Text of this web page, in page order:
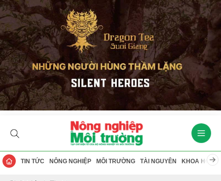
TIN TỨC NÔNG NGHIỆP MÔI TRƯỜNG TÀI NGUYÊN KHOA HỌC